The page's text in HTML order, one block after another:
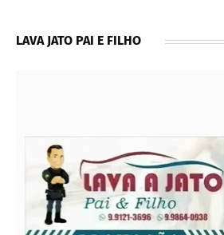
LAVA JATO PAI E FILHO